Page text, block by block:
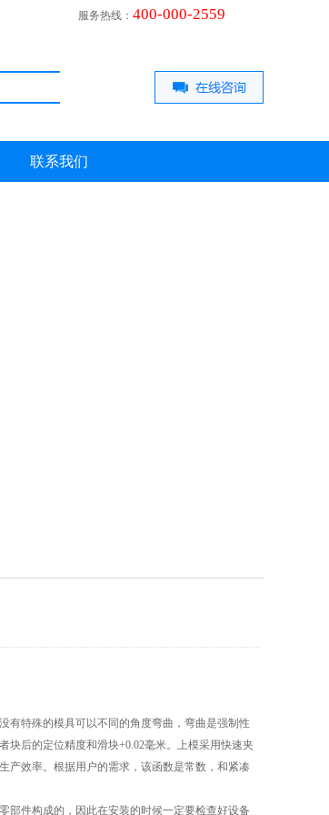
服务热线： 400-000-2559
联系我们
有特殊的模具可以不同的角度弯曲，弯曲是强制性
块后的定位精度和滑块+0.02毫米。上模采用快速夹
产效率。根据用户的需求，该函数是常数，和紧凑
件构成的，因此在安装的时候一定要检查好设备